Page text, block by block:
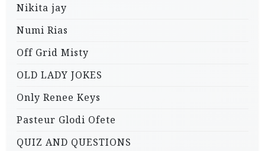
Nikita jay
Numi Rias
Off Grid Misty
OLD LADY JOKES
Only Renee Keys
Pasteur Glodi Ofete
QUIZ AND QUESTIONS